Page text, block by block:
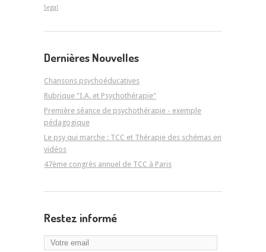
Segal
Dernières Nouvelles
Chansons psychoéducatives
Rubrique "I.A. et Psychothérapie"
Première séance de psychothérapie - exemple
pédagogique
Le psy qui marche : TCC et Thérapie des schémas en
vidéos
47ème congrès annuel de TCC à Paris
Restez informé